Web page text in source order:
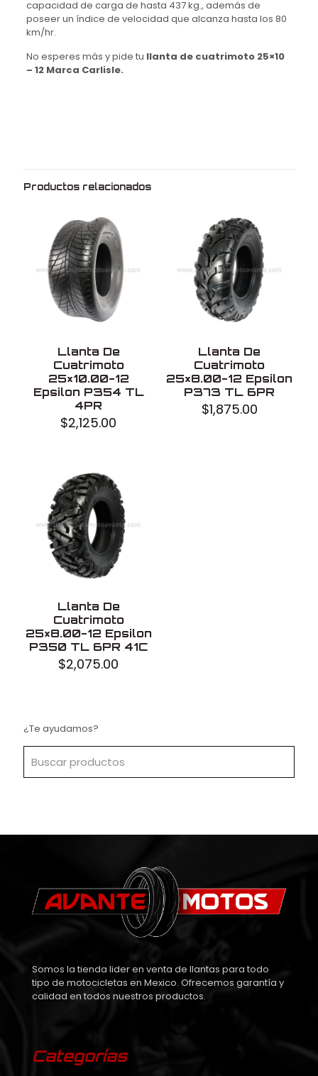
capacidad de carga de hasta 437 kg., además de
poseer un índice de velocidad que alcanza hasta los 80
km/hr.
No esperes más y pide tu llanta de cuatrimoto 25×10
– 12 Marca Carlisle.
Rin
Modelo
Sin cámara
Fabricado en
Productos relacionados
Llanta De
Cuatrimoto
25×10.00-12
Epsilon P354 TL
4PR
$2,125.00
Llanta De
Cuatrimoto
25×8.00-12 Epsilon
P373 TL 6PR
$1,875.00
Llanta De
Cuatrimoto
25×8.00-12 Epsilon
P350 TL 6PR 41C
$2,075.00
¿Te ayudamos?
Somos la tienda lider en venta de llantas para todo
tipo de motocicletas en Mexico. Ofrecemos garantía y
calidad en todos nuestros productos.
Categorías